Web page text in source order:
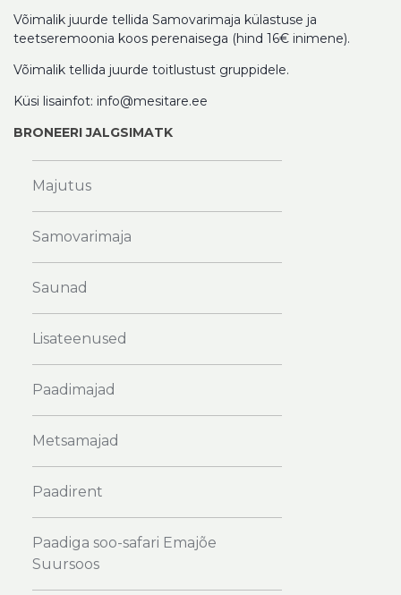
Majutus
Samovarimaja
Saunad
Lisateenused
Paadimajad
Metsamajad
Paadirent
Paadiga soo-safari Emajõe
Suursoos
Võimalik juurde tellida Samovarimaja külastuse ja
teetseremoonia koos perenaisega (hind 16€ inimene).
Võimalik tellida juurde toitlustust gruppidele.
Küsi lisainfot: info@mesitare.ee
BRONEERI JALGSIMATK